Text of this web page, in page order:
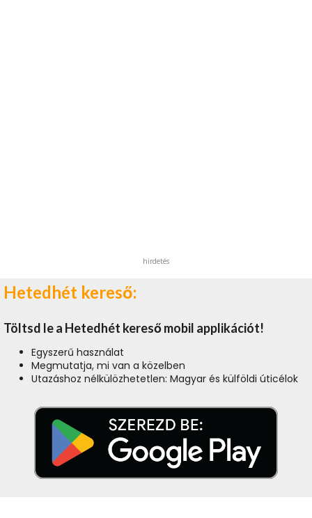
hirdetés
Hetedhét kereső:
Töltsd le a Hetedhét kereső mobil applikációt!
Egyszerű használat
Megmutatja, mi van a közelben
Utazáshoz nélkülözhetetlen: Magyar és külföldi úticélok